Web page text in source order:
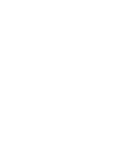
határozatai
ülések
határozatok